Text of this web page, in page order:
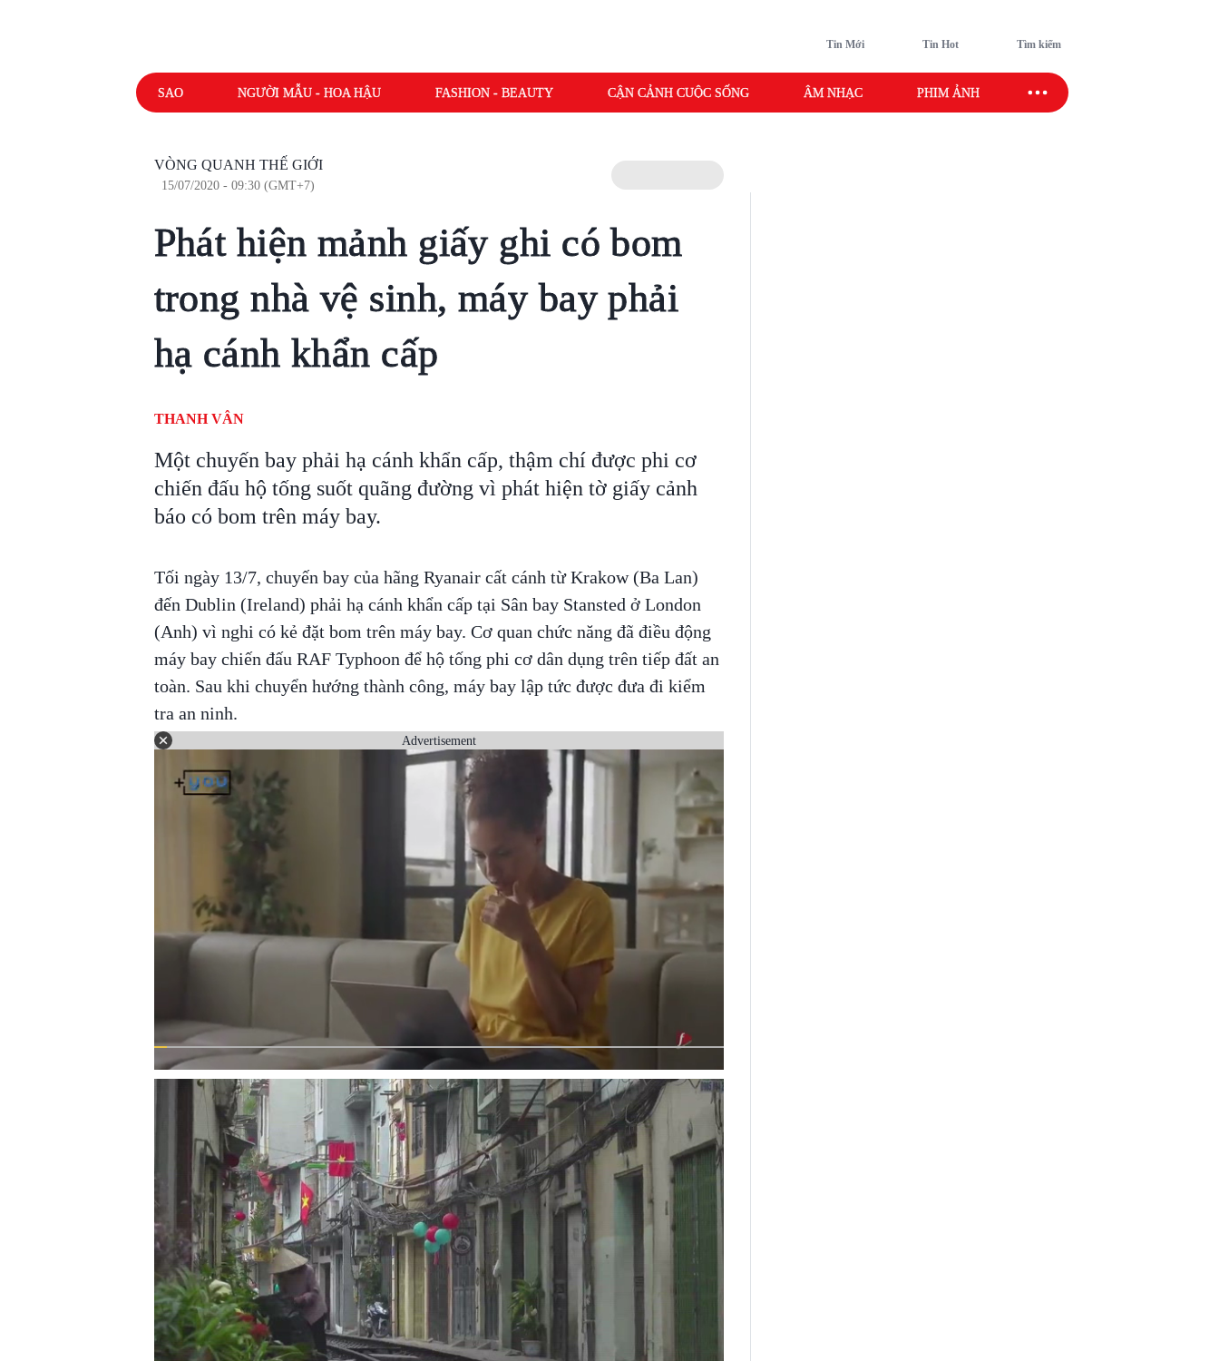
Tin Mới Tin Hot Tìm kiếm
SAO NGƯỜI MẪU - HOA HẬU FASHION - BEAUTY CẬN CẢNH CUỘC SỐNG ÂM NHẠC PHIM ẢNH SAO SPORT
VÒNG QUANH THẾ GIỚI
15/07/2020 - 09:30 (GMT+7)
Phát hiện mảnh giấy ghi có bom
trong nhà vệ sinh, máy bay phải
hạ cánh khẩn cấp
THANH VÂN
Một chuyến bay phải hạ cánh khẩn cấp, thậm chí được phi cơ
chiến đấu hộ tống suốt quãng đường vì phát hiện tờ giấy cảnh
báo có bom trên máy bay.
Tối ngày 13/7, chuyến bay của hãng Ryanair cất cánh từ Krakow (Ba Lan)
đến Dublin (Ireland) phải hạ cánh khẩn cấp tại Sân bay Stansted ở London
(Anh) vì nghi có kẻ đặt bom trên máy bay. Cơ quan chức năng đã điều động
máy bay chiến đấu RAF Typhoon để hộ tống phi cơ dân dụng trên tiếp đất an
toàn. Sau khi chuyển hướng thành công, máy bay lập tức được đưa đi kiểm
tra an ninh.
Advertisement